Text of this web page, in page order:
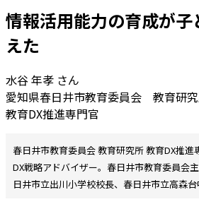
情報活用能力の育成が
えた
水谷 年孝 さん
愛知県春日井市教育委員会 教育研
教育DX推進専門官
春日井市教育委員会 教育研究所 教育DX推
DX戦略アドバイザー。春日井市教育委員会
日井市立出川小学校校長、春日井市立高森台